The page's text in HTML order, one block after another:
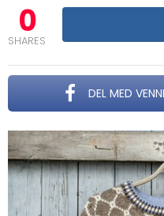
0
SHARES
DEL MED